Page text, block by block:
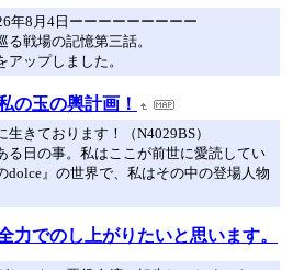
年8月4日ーーーーーーーーー
戦場の記憶第三話。
ップしました。
の玉の輿計画！
きております！（N4029BS）
る日の事。私はここが前世に愛読してい
dolce』の世界で、私はその中の登場人物
力でのし上がりたいと思います。